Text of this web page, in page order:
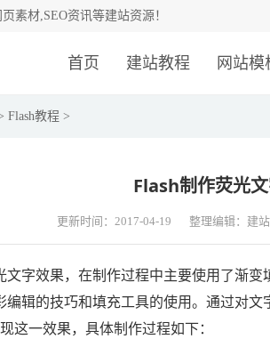
素材,SEO资讯等建站资源！
首页 建站教程 网站模
Flash教程 >
Flash制作荧光
更新时间：2017-04-19 整理编辑：建
效果，在制作过程中主要使用了渐变
编辑的技巧和填充工具的使用。通过对
这一效果，具体制作过程如下：